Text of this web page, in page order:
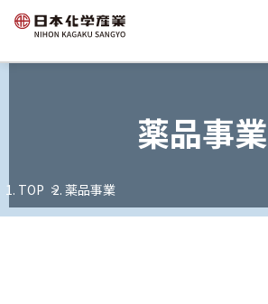
薬品事業
TOP 薬品事業